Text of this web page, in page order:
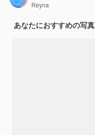
Reyna
あなたにおすすめの写真